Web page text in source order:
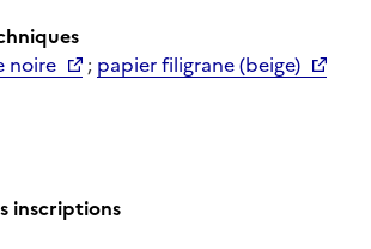
noire ; papier filigrane (beige)
inscriptions